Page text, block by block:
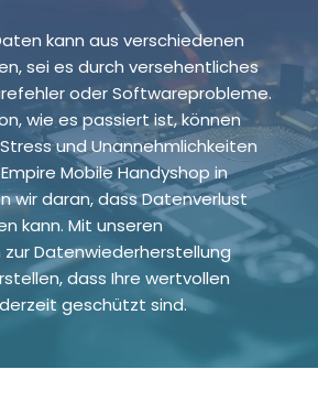
kann aus verschiedenen
sei es durch versehentliches
oder Softwareprobleme.
wie es passiert ist, können
und Unannehmlichkeiten
Mobile Handyshop in
wir daran, dass Datenverlust
kann. Mit unseren
Datenwiederherstellung
dass Ihre wertvollen
geschützt sind.